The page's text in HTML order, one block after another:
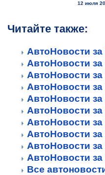
12 июля
Читайте также:
АвтоНовости за
АвтоНовости за
АвтоНовости за
АвтоНовости за
АвтоНовости за
АвтоНовости за
АвтоНовости за
АвтоНовости за
АвтоНовости за
АвтоНовости за
Все